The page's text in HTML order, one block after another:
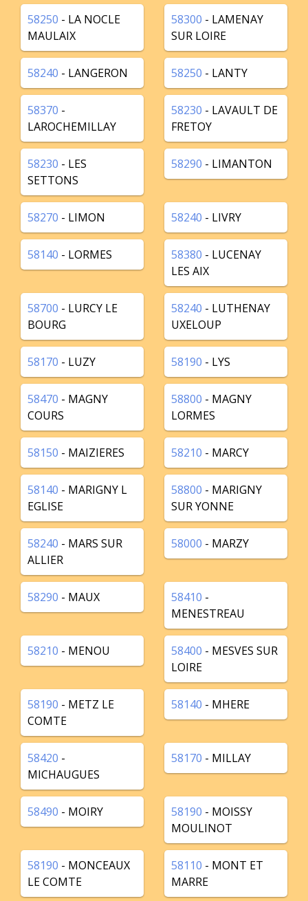
58250 - LA NOCLE
MAULAIX
58300 - LAMENAY
SUR LOIRE
58240 - LANGERON 58250 - LANTY
58370 -
LAROCHEMILLAY
58230 - LAVAULT DE
FRETOY
58230 - LES
SETTONS
58290 - LIMANTON
58270 - LIMON 58240 - LIVRY
58140 - LORMES 58380 - LUCENAY
LES AIX
58700 - LURCY LE
BOURG
58240 - LUTHENAY
UXELOUP
58170 - LUZY 58190 - LYS
58470 - MAGNY
COURS
58800 - MAGNY
LORMES
58150 - MAIZIERES 58210 - MARCY
58140 - MARIGNY L
EGLISE
58800 - MARIGNY
SUR YONNE
58240 - MARS SUR
ALLIER
58000 - MARZY
58290 - MAUX 58410 -
MENESTREAU
58210 - MENOU 58400 - MESVES SUR
LOIRE
58190 - METZ LE
COMTE
58140 - MHERE
58420 -
MICHAUGUES
58170 - MILLAY
58490 - MOIRY 58190 - MOISSY
MOULINOT
58190 - MONCEAUX
LE COMTE
58110 - MONT ET
MARRE